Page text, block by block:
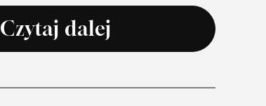
Czytaj dalej